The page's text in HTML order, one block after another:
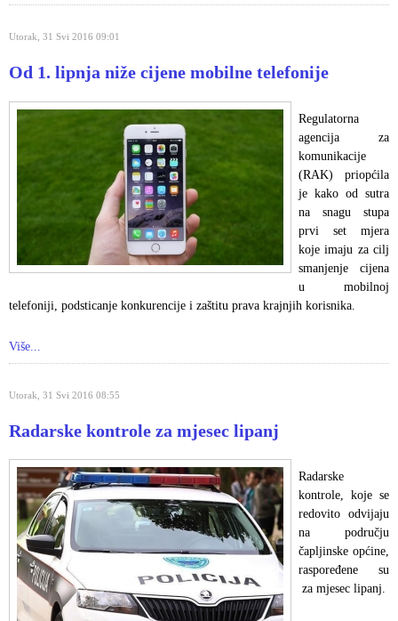
Utorak, 31 Svi 2016 09:01
Od 1. lipnja niže cijene mobilne telefonije
Regulatorna
agencija za
komunikacije
(RAK) priopćila
je kako od sutra
na snagu stupa
prvi set mjera
koje imaju za cilj
smanjenje cijena
u mobilnoj
telefoniji, podsticanje konkurencije i zaštitu prava krajnjih korisnika.
Više...
Utorak, 31 Svi 2016 08:55
Radarske kontrole za mjesec lipanj
Radarske
kontrole, koje se
redovito odvijaju
na području
čapljinske općine,
raspoređene su
za mjesec lipanj.